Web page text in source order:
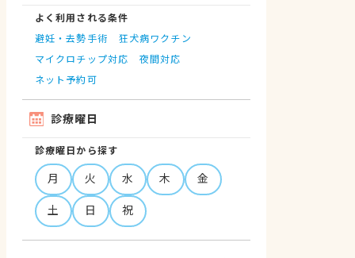
よく利用される条件
避妊・去勢手術
狂犬病ワクチン
マイクロチップ対応
夜間対応
ネット予約可
診療曜日
診療曜日から探す
月 火 水 木
金
土
日 祝